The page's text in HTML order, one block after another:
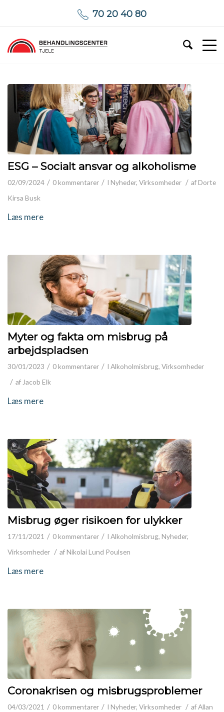
70 20 40 80
ESG – Socialt ansvar og alkoholisme
02/09/2024 / 0 kommentarer / I Nyheder, Virksomheder / af Dorte
Kirsa Busk
Læs mere
Myter og fakta om misbrug på
arbejdspladsen
30/01/2023 / 0 kommentarer / I Alkoholmisbrug, Virksomheder
/ af Jacob Elk
Læs mere
Misbrug øger risikoen for ulykker
17/11/2021 / 0 kommentarer / I Alkoholmisbrug, Nyheder,
Virksomheder / af Nikolai Lund Poulsen
Læs mere
Coronakrisen og misbrugsproblemer
04/03/2021 / 0 kommentarer / I Nyheder, Virksomheder / afAllan